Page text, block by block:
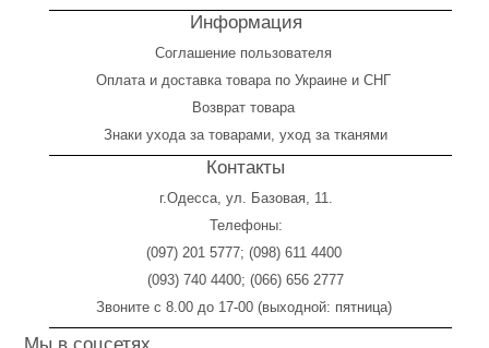
Информация
Соглашение пользователя
Оплатаи доставка товара по Украине и СНГ
Возврат товара
Знаки ухода за товарами, уход за тканями
Контакты
г.Одесса, ул. Базовая, 11.
Телефоны:
(097) 201 5777; (098) 611 4400
(093) 740 4400; (066) 656 2777
Звоните с 8.00 до 17-00 (выходной: пятница)